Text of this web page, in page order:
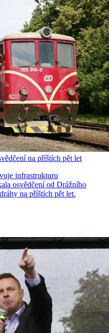
na příštích pět let
infrastrukturu
osvědčení od Drážního
na příštích pět let.